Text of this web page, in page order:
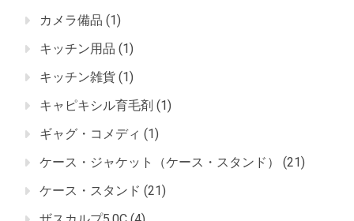
カメラ備品 (1)
キッチン用品 (1)
キッチン雑貨 (1)
キャピキシル育毛剤 (1)
ギャグ・コメディ (1)
ケース・ジャケット（ケース・スタンド）
(21)
ケース・スタンド (21)